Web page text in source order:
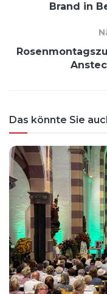
Brand in
Das könnte Sie